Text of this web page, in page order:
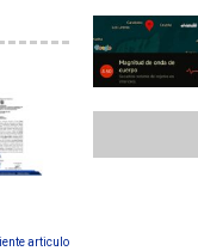
articulo